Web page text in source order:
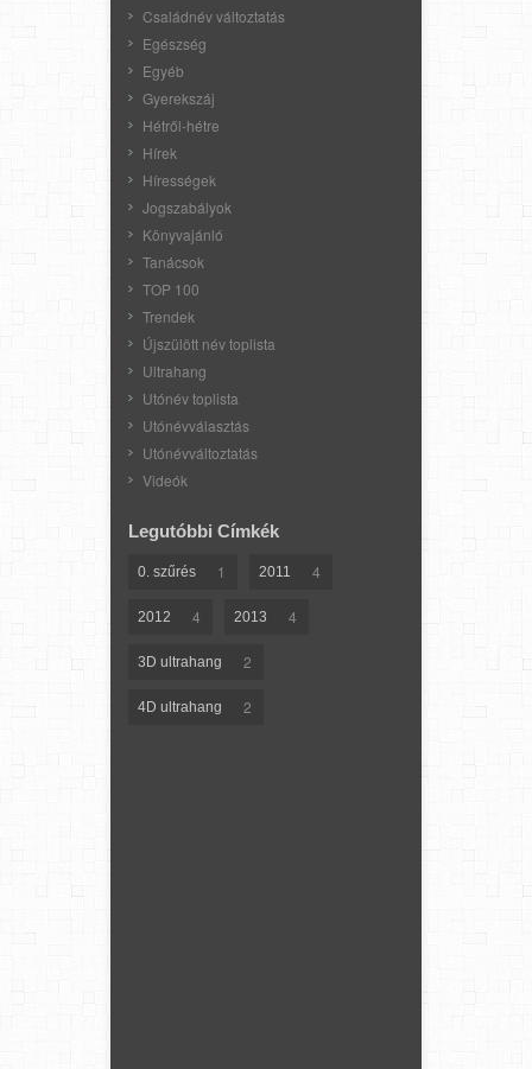
Családnév változtatás
Egészség
Egyéb
Gyerekszáj
Hétről-hétre
Hírek
Hírességek
Jogszabályok
Könyvajánló
Tanácsok
TOP 100
Trendek
Újszülött név toplista
Ultrahang
Utónév toplista
Utónévválasztás
Utónévváltoztatás
Videók
Legutóbbi Címkék
0. szűrés 1 2011 4
2012 4 2013 4
3D ultrahang 2
4D ultrahang 2